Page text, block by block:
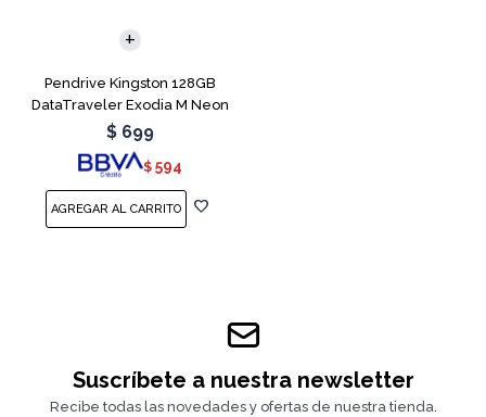
Pendrive Kingston 128GB
DataTraveler Exodia M Neon
Blue
$ 699
$ 594
Suscríbete a nuestra newsletter
Recibe todas las novedades y ofertas de nuestra tienda.